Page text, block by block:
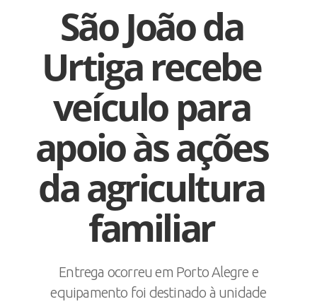
São João da
Urtiga recebe
veículo para
apoio às ações
da agricultura
familiar
Entrega ocorreu em Porto Alegre e
equipamento foi destinado à unidade